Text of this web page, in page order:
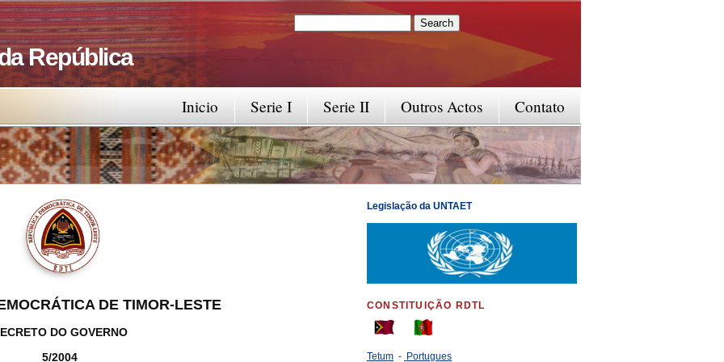
República
Search form
Contato
Outros Actos
Serie II
Serie I
Inicio
DE TIMOR-LESTE
DO GOVERNO
5/2004
Legislação da UNTAET
CONSTITUIÇÃO RDTL
Tetum - Portugues